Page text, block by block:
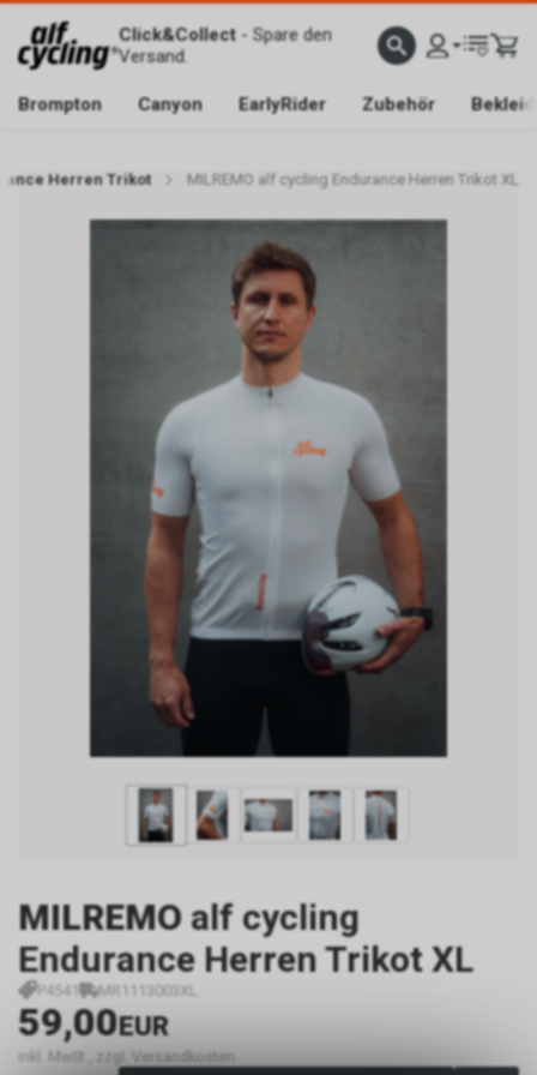
Click&Collect- Spare den
Versand.
Brompton Canyon EarlyRider Zubehör
Herren Trikot MILREMO alf cycling Endurance Herren Trikot XL
MILREMO alf cycling
Endurance Herren Trikot XL
P4541 MR1113003XL
59,00EUR
inkl. MwSt., zzgl. Versandkosten